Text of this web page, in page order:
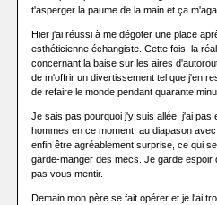
t'asperger la paume de la main et ça
Hier j'ai réussi à me dégoter une place
esthéticienne échangiste. Cette fois, la
concernant la baise sur les aires
de m'offrir un divertissement tel que j'en
de refaire le monde pendant quarante
Je sais pas pourquoi j'y suis allée, j'ai
hommes en ce moment, au diapason
enfin être agréablement surprise, ce qui
garde-manger des mecs. Je garde
pas vous mentir.
Demain mon père se fait opérer et je l'ai